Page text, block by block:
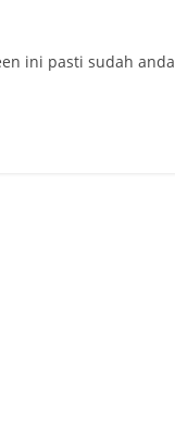
ini pasti sudah anda